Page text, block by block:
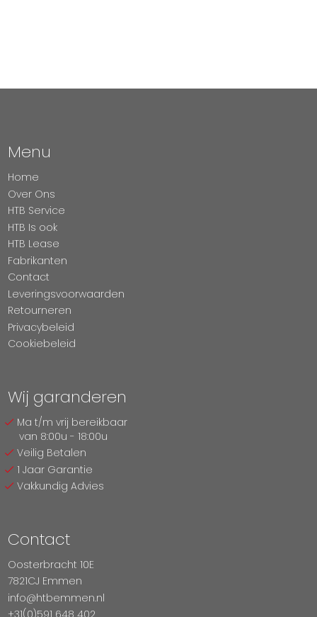
Menu
Home
Over Ons
HTB Service
HTB Is ook
HTB Lease
Fabrikanten
Contact
Leveringsvoorwaarden
Retourneren
Privacybeleid
Cookiebeleid
Wij garanderen
Ma t/m vrij bereikbaar
van 8:00u - 18:00u
Veilig Betalen
1 Jaar Garantie
Vakkundig Advies
Contact
Oosterbracht 10E
7821CJ Emmen
info@htbemmen.nl
+31(0)591 648 402